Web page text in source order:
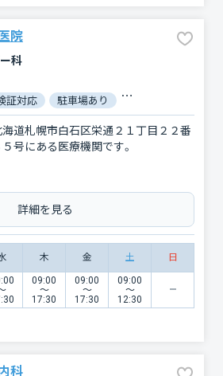
院
科
証対応 駐車場あり バリアフリー
海道札幌市白石区栄通２１丁目２２番
５号にある医療機関です。
詳細を見る
木 金 土 日
09:00
〜
17:30
09:00
〜
17:30
09:00
〜
12:30
科